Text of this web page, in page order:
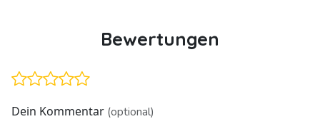
Bewertungen
Dein Kommentar (optional)